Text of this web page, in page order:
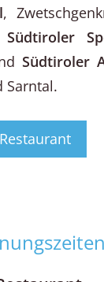
,
Südtiroler
Südtiroler
Sarntal.
Restaurant